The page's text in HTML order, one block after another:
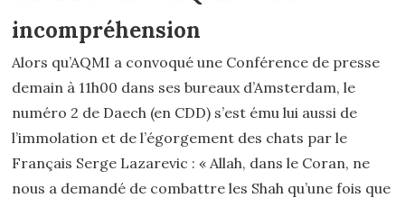
incompréhension
Alors qu’AQMI a convoqué une Conférence de presse
demain à 11h00 dans ses bureaux d’Amsterdam, le
numéro 2 de Daech (en CDD) s’est ému lui aussi de
l’immolation et de l’égorgement des chats par le
Français Serge Lazarevic : « Allah, dans le Coran, ne
nous a demandé de combattre les Shah qu’une fois que